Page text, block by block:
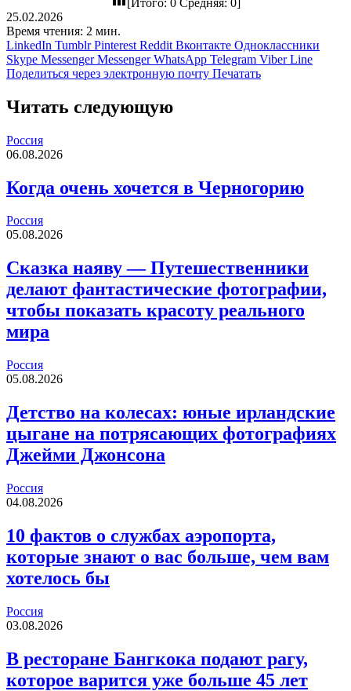
25.02.2026
Время чтения: 2 мин.
LinkedIn Tumblr Pinterest Reddit Вконтакте Одноклассники
Skype Messenger Messenger WhatsApp Telegram Viber Line
Поделиться через электронную почту Печатать
Читать следующую
Россия
06.08.2026
Когда очень хочется в Черногорию
Россия
05.08.2026
Сказка наяву — Путешественники
делают фантастические фотографии,
чтобы показать красоту реального
мира
Россия
05.08.2026
Детство на колесах: юные ирландские
цыгане на потрясающих фотографиях
Джейми Джонсона
Россия
04.08.2026
10 фактов о службах аэропорта,
которые знают о вас больше, чем вам
хотелось бы
Россия
03.08.2026
В ресторане Бангкока подают рагу,
которое варится уже больше 45 лет